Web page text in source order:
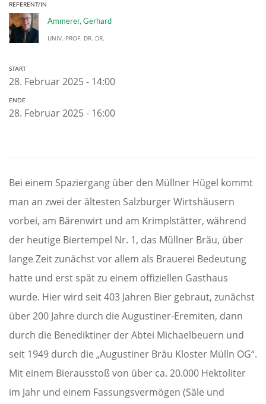
REFERENT/IN
Ammerer, Gerhard
UNIV.-PROF. DR. DR.
START
28. Februar 2025 - 14:00
ENDE
28. Februar 2025 - 16:00
Bei einem Spaziergang über den Müllner Hügel kommt
man an zwei der ältesten Salzburger Wirtshäusern
vorbei, am Bärenwirt und am Krimplstätter, während
der heutige Biertempel Nr. 1, das Müllner Bräu, über
lange Zeit zunächst vor allem als Brauerei Bedeutung
hatte und erst spät zu einem offiziellen Gasthaus
wurde. Hier wird seit 403 Jahren Bier gebraut, zunächst
über 200 Jahre durch die Augustiner-Eremiten, dann
durch die Benediktiner der Abtei Michaelbeuern und
seit 1949 durch die „Augustiner Bräu Kloster Mülln OG“.
Mit einem Bierausstoß von über ca. 20.000 Hektoliter
im Jahr und einem Fassungsvermögen (Säle und